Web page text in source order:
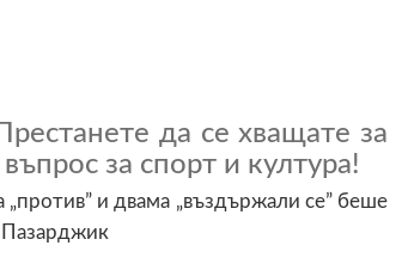
да се хващате за
за спорт и култура!
„против” и двама „въздържали се” беше